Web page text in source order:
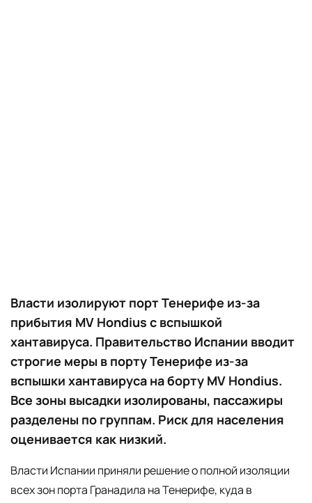
Власти изолируют порт Тенерифе из-за
прибытия MV Hondius с вспышкой
хантавируса. Правительство Испании вводит
строгие меры в порту Тенерифе из-за
вспышки хантавируса на борту MV Hondius.
Все зоны высадки изолированы, пассажиры
разделены по группам. Риск для населения
оценивается как низкий.
Власти Испании приняли решение о полной изоляции
всех зон порта Гранадила на Тенерифе, куда в